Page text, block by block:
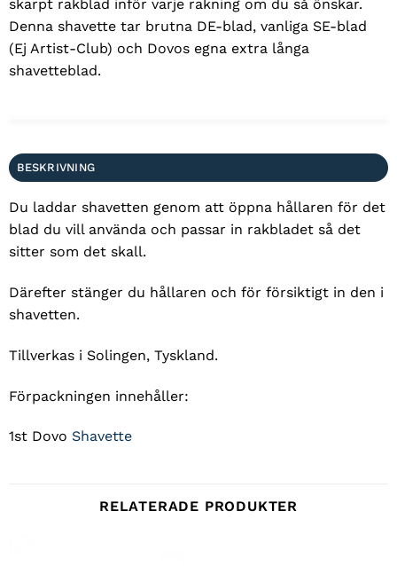
skarpt rakblad inför varje rakning om du så önskar.
Denna shavette tar brutna DE-blad, vanliga SE-blad
(Ej Artist-Club) och Dovos egna extra långa
shavetteblad.
BESKRIVNING
Du laddar shavetten genom att öppna hållaren för det
blad du vill använda och passar in rakbladet så det
sitter som det skall.
Därefter stänger du hållaren och för försiktigt in den i
shavetten.
Tillverkas i Solingen, Tyskland.
Förpackningen innehåller:
1st Dovo Shavette
RELATERADE PRODUKTER